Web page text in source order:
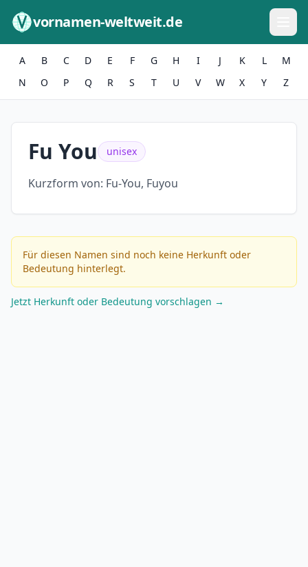
vornamen-weltweit.de
A B C D E F G H I J K L
M
N
O P Q R S T U V W X Y Z
Fu You unisex
Kurzform von: Fu-You, Fuyou
Für diesen Namen sind noch keine Herkunft oder
Bedeutung hinterlegt.
Jetzt Herkunft oder Bedeutung vorschlagen →